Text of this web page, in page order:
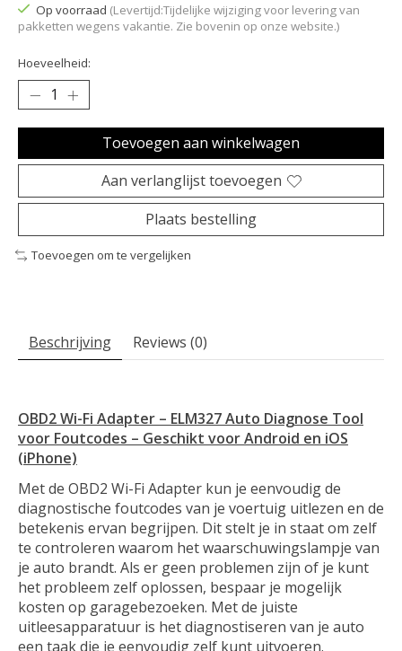
Op voorraad (Levertijd:Tijdelijke wijziging voor levering van
pakketten wegens vakantie. Zie bovenin op onze website.)
Hoeveelheid:
Toevoegen aan winkelwagen
Aan verlanglijst toevoegen
Plaats bestelling
Toevoegen om te vergelijken
Beschrijving Reviews (0)
OBD2 Wi-Fi Adapter – ELM327 Auto Diagnose Tool
voor Foutcodes – Geschikt voor Android en iOS
(iPhone)
Met de OBD2 Wi-Fi Adapter kun je eenvoudig de
diagnostische foutcodes van je voertuig uitlezen en de
betekenis ervan begrijpen. Dit stelt je in staat om zelf
te controleren waarom het waarschuwingslampje van
je auto brandt. Als er geen problemen zijn of je kunt
het probleem zelf oplossen, bespaar je mogelijk
kosten op garagebezoeken. Met de juiste
uitleesapparatuur is het diagnostiseren van je auto
een taak die je eenvoudig zelf kunt uitvoeren.